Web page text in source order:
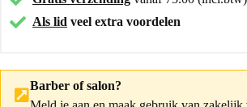
Als lid veel extra voordelen
Barber of salon?